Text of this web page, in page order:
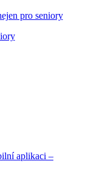
pro seniory
aplikaci –